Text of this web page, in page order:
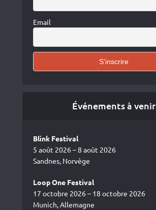
Email
Événements à venir
Blink Festival
5 août 2026 – 8 août 2026
Sandnes, Norvège
Loop One Festival
17 octobre 2026 – 18 octobre 2026
Munich, Allemagne